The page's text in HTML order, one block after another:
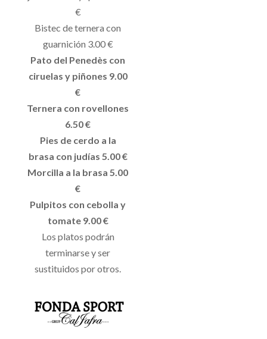
€
Bistec de ternera con
guarnición 3.00 €
Pato del Penedès con
ciruelas y piñones 9.00
€
Ternera con rovellones
6.50 €
Pies de cerdo a la
brasa con judías 5.00 €
Morcilla a la brasa 5.00
€
Pulpitos con cebolla y
tomate 9.00 €
Los platos podrán
terminarse y ser
sustituidos por otros.